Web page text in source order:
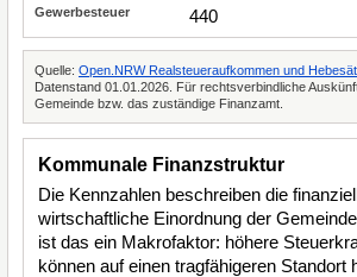
440
Quelle: Open.NRW Realsteueraufkommen und
Datenstand 01.01.2026. Für rechtsverbindliche
Gemeinde bzw. das zuständige Finanzamt.
Kommunale Finanzstruktur
Die Kennzahlen beschreiben die
wirtschaftliche Einordnung der
ist das ein Makrofaktor: höhere
können auf einen tragfähigeren Standort